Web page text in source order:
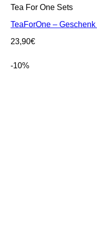
Tea For One Sets
TeaForOne –
23,90€
-10%